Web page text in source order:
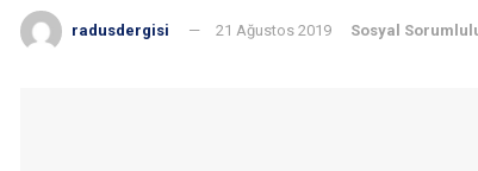
radusdergisi 21 Ağustos 2019 Sosyal